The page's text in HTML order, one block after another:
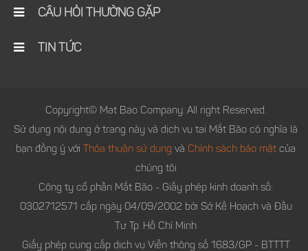
CÂU HỎI THƯỜNG GẶP
TIN TỨC
Copyright© Mat Bao Company. All right Reserved.
Sử dụng nội dung ở trang này và dịch vụ tại Mắt Bão có nghĩa là
bạn đồng ý với Thỏa thuận sử dụng và Chính sách bảo mật của
chúng tôi
Công ty cổ phần Mắt Bão - Giấy phép kinh doanh số:
0302712571 cấp ngày 04/09/2002 bởi Sở Kế Hoạch và Đầu
Tư Tp. Hồ Chí Minh
Giấy phép cung cấp dịch vụ Viễn thông số 1683/GP - BTTTT